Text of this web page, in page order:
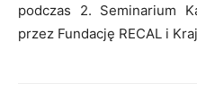
podczas 2. Seminarium
przez Fundację RECAL i